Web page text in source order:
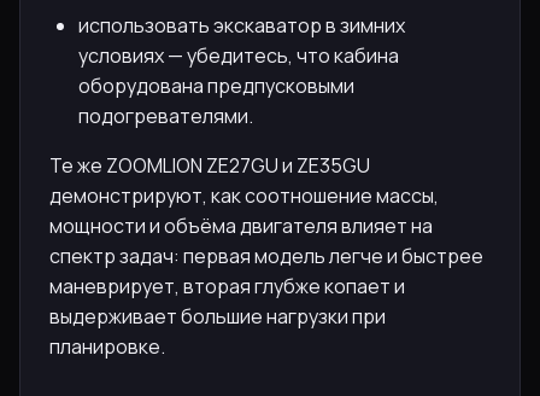
использовать экскаватор в зимних
условиях — убедитесь, что кабина
оборудована предпусковыми
подогревателями.
Те же ZOOMLION ZE27GU и ZE35GU
демонстрируют, как соотношение массы,
мощности и объёма двигателя влияет на
спектр задач: первая модель легче и быстрее
маневрирует, вторая глубже копает и
выдерживает большие нагрузки при
планировке.